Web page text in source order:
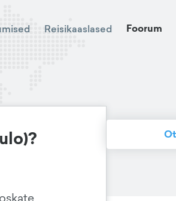
Reisikaaslased Foorum